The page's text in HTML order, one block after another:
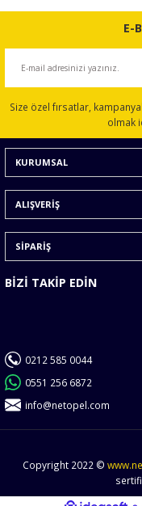
Bu ürünün fiyat bilgisi,
konularda yetersiz
Ürün
Ürün bilgilerinde
Ürün fiyatı diğer
Bu ürüne benzer
E-
Size özel fırsatlar,
olmak
KURUMSAL
ALIŞVERİŞ
SİPARİŞ
BİZİ TAKİP EDİN
0212 585 0044
0551 256 6872
info@netopel.com
Copyright 2022 ©